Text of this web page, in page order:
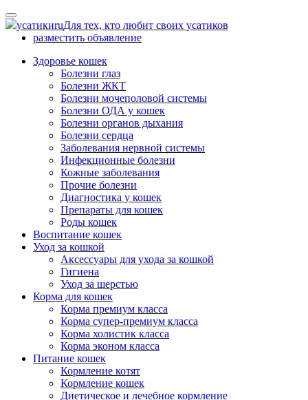
Skip
to
content
усатикиruДля тех, кто любит своих усатиков
разместить объявление
Здоровье кошек
Болезни глаз
Болезни ЖКТ
Болезни мочеполовой системы
Болезни ОДА у кошек
Болезни органов дыхания
Болезни сердца
Заболевания нервной системы
Инфекционные болезни
Кожные заболевания
Прочие болезни
Диагностика у кошек
Препараты для кошек
Роды кошек
Воспитание кошек
Уход за кошкой
Аксессуары для ухода за кошкой
Гигиена
Уход за шерстью
Корма для кошек
Корма премиум класса
Корма супер-премиум класса
Корма холистик класса
Корма эконом класса
Питание кошек
Кормление котят
Кормление кошек
Диетическое и лечебное кормление